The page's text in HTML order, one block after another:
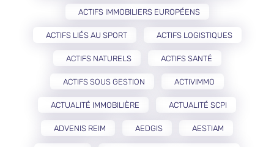
ACTIFS IMMOBILIERS EUROPÉENS
ACTIFS LIÉS AU SPORT ACTIFS LOGISTIQUES
ACTIFS NATURELS ACTIFS SANTÉ
ACTIFS SOUS GESTION ACTIVIMMO
ACTUALITÉ IMMOBILIÈRE ACTUALITÉ SCPI
ADVENIS REIM AEDGIS AESTIAM